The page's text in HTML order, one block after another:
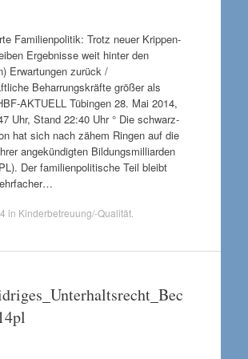
Familienpolitik: Trotz neuer Krippen-
Ergebnisse weit hinter den
Erwartungen zurück /
Beharrungskräfte größer als
AKTUELL Tübingen 28. Mai 2014,
Uhr, Stand 22:40 Uhr ° Die schwarz-
hat sich nach zähem Ringen auf die
angekündigten Bildungsmilliarden
Der familienpolitische Teil bleibt
in Kinderbetreuung/-Qualität.